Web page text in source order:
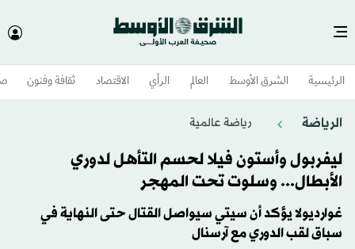
الرئيسية الشرق الأوسط​ العالم الرأي الاقتصاد ثقافة وفنون
الرياضة رياضة عالمية
ليفربول وأستون فيلا لحسم التأهل لدوري
الأبطال... وسلوت تحت المهجر
غوارديولا يؤكد أن سيتي سيواصل القتال حتى النهاية في
سباق لقب الدوري مع آرسنال